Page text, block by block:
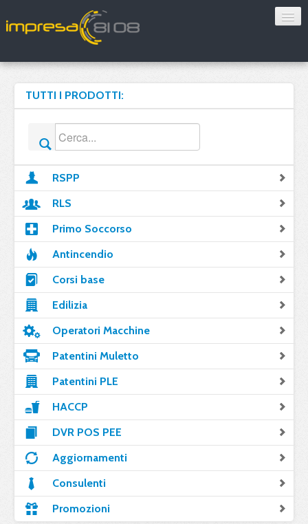
Sorveglianza sanitaria
Contatti
TUTTI I PRODOTTI:
RSPP
RLS
Primo Soccorso
Antincendio
Corsi base
Edilizia
Operatori Macchine
Patentini Muletto
Patentini PLE
HACCP
DVR POS PEE
Aggiornamenti
Consulenti
Promozioni